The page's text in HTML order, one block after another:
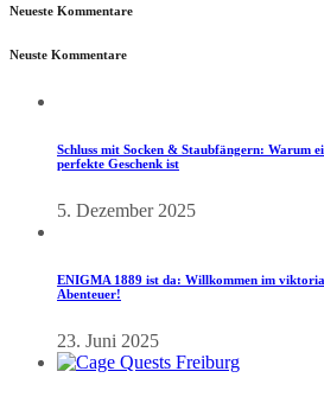
Neueste Kommentare
Neuste Kommentare
Schluss mit Socken & Staubfängern: Warum
perfekte Geschenk ist
5. Dezember 2025
ENIGMA 1889 ist da: Willkommen im
Abenteuer!
23. Juni 2025